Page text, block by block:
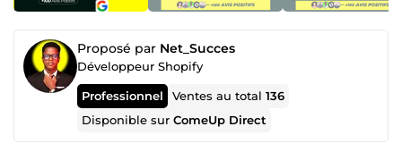
Proposé par Net_Succes
Développeur Shopify
Professionnel Ventes au total136
Disponible surComeUp Direct